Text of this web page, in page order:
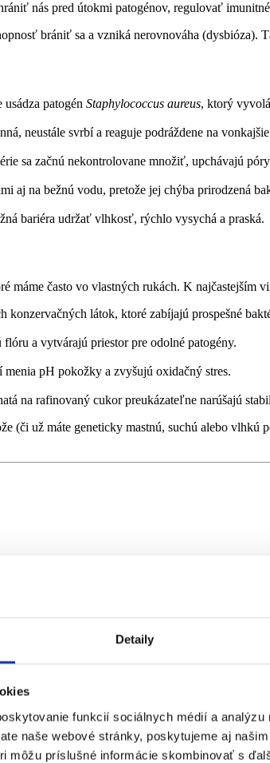
Detaily
funkcií sociálnych médií a
naše webové stránky, poskytujeme aj
môžu príslušné informácie skombinovať s
nás pred útokmi patogénov, regulovať
brániť sa a vzniká nerovnováha (dysbióza).
patogén Staphylococcus aureus, ktorý
neustále svrbí a reaguje podráždene na
sa začnú nekontrolovane množiť, upchávajú
aj na bežnú vodu, pretože jej chýba prirodzená
bariéra udržať vlhkosť, rýchlo vysychá a praská.
máme často vo vlastných rukách. K najčastejším
látok, ktoré zabíjajú prospešné
a vytvárajú priestor pre odolné patogény.
pH pokožky a zvyšujú oxidačný stres.
na rafinovaný cukor preukázateľne narúšajú
(či už máte geneticky mastnú, suchú alebo
úpravy životného štýlu.Dermatológovia
kyslé pH (okolo 5,5).
ako klasické mydlo, ale neobsahujú mydlové